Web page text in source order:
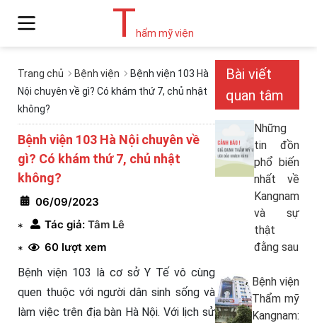
Thẩm mỹ viện
Trang chủ Bệnh viện
Bệnh viện 103 Hà
Nội chuyên về gì? Có khám thứ 7, chủ nhật
không?
Bệnh viện 103 Hà Nội chuyên về
gì? Có khám thứ 7, chủ nhật
không?
06/09/2023
*
Tác giả: Tâm Lê
*
60 lượt xem
Bệnh viện 103 là cơ sở Y Tế vô cùng
quen thuộc với người dân sinh sống và
làm việc trên địa bàn Hà Nội. Với lịch sử
Bài viết
quan tâm
Những
tin đồn
phổ biến
nhất về
Kangnam
và sự
thật
đằng sau
Bệnh viện
Thẩm mỹ
Kangnam: